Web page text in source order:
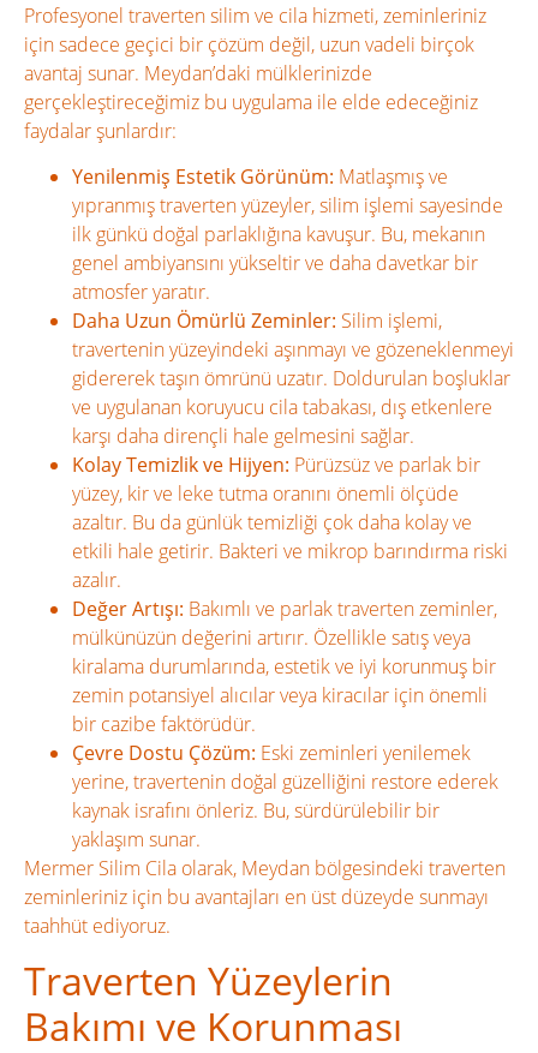
Profesyonel traverten silim ve cila hizmeti, zeminleriniz
için sadece geçici bir çözüm değil, uzun vadeli birçok
avantaj sunar. Meydan’daki mülklerinizde
gerçekleştireceğimiz bu uygulama ile elde edeceğiniz
faydalar şunlardır:
Yenilenmiş Estetik Görünüm: Matlaşmış ve
yıpranmış traverten yüzeyler, silim işlemi sayesinde
ilk günkü doğal parlaklığına kavuşur. Bu, mekanın
genel ambiyansını yükseltir ve daha davetkar bir
atmosfer yaratır.
Daha Uzun Ömürlü Zeminler: Silim işlemi,
travertenin yüzeyindeki aşınmayı ve gözeneklenmeyi
gidererek taşın ömrünü uzatır. Doldurulan boşluklar
ve uygulanan koruyucu cila tabakası, dış etkenlere
karşı daha dirençli hale gelmesini sağlar.
Kolay Temizlik ve Hijyen: Pürüzsüz ve parlak bir
yüzey, kir ve leke tutma oranını önemli ölçüde
azaltır. Bu da günlük temizliği çok daha kolay ve
etkili hale getirir. Bakteri ve mikrop barındırma riski
azalır.
Değer Artışı: Bakımlı ve parlak traverten zeminler,
mülkünüzün değerini artırır. Özellikle satış veya
kiralama durumlarında, estetik ve iyi korunmuş bir
zemin potansiyel alıcılar veya kiracılar için önemli
bir cazibe faktörüdür.
Çevre Dostu Çözüm: Eski zeminleri yenilemek
yerine, travertenin doğal güzelliğini restore ederek
kaynak israfını önleriz. Bu, sürdürülebilir bir
yaklaşım sunar.
Mermer Silim Cila olarak, Meydan bölgesindeki traverten
zeminleriniz için bu avantajları en üst düzeyde sunmayı
taahhüt ediyoruz.
Traverten Yüzeylerin
Bakımı ve Korunması